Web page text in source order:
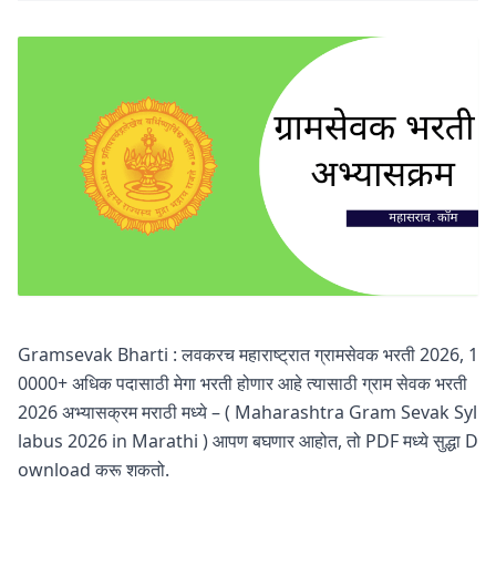
Gramsevak Bharti : लवकरच महाराष्ट्रात ग्रामसेवक भरती 2026, 1
0000+ अधिक पदासाठी मेगा भरती होणार आहे त्यासाठी ग्राम सेवक भरती
2026 अभ्यासक्रम मराठी मध्ये – ( Maharashtra Gram Sevak Syl
labus 2026 in Marathi ) आपण बघणार आहोत, तो PDF मध्ये सुद्धा D
ownload करू शकतो.